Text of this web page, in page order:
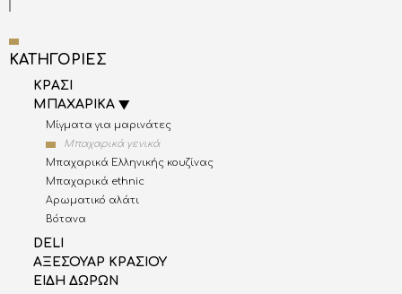
ΚΑΤΗΓΟΡΙΕΣ
ΚΡΑΣΙ
ΜΠΑΧΑΡΙΚΑ
Μίγματα για μαρινάτες
Μπαχαρικά γενικά
Μπαχαρικά Ελληνικής κουζίνας
Μπαχαρικά ethnic
Αρωματικό αλάτι
Βότανα
DELI
AΞΕΣΟΥΑΡ ΚΡΑΣΙΟΥ
ΕΙΔΗ ΔΩΡΩΝ